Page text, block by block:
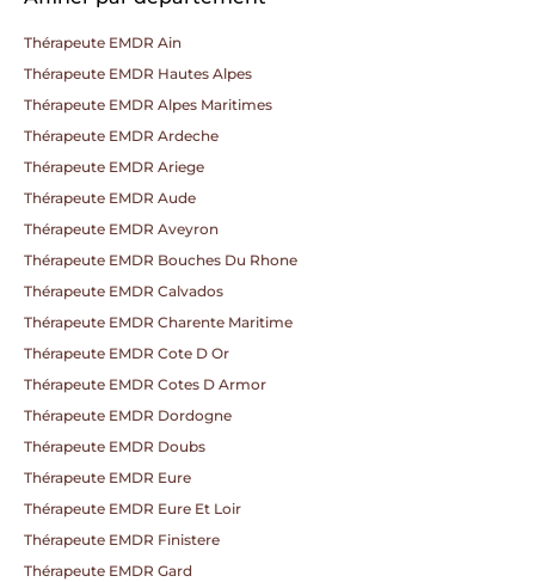
Thérapeute EMDR Ain
Thérapeute EMDR Hautes Alpes
Thérapeute EMDR Alpes Maritimes
Thérapeute EMDR Ardeche
Thérapeute EMDR Ariege
Thérapeute EMDR Aude
Thérapeute EMDR Aveyron
Thérapeute EMDR Bouches Du Rhone
Thérapeute EMDR Calvados
Thérapeute EMDR Charente Maritime
Thérapeute EMDR Cote D Or
Thérapeute EMDR Cotes D Armor
Thérapeute EMDR Dordogne
Thérapeute EMDR Doubs
Thérapeute EMDR Eure
Thérapeute EMDR Eure Et Loir
Thérapeute EMDR Finistere
Thérapeute EMDR Gard